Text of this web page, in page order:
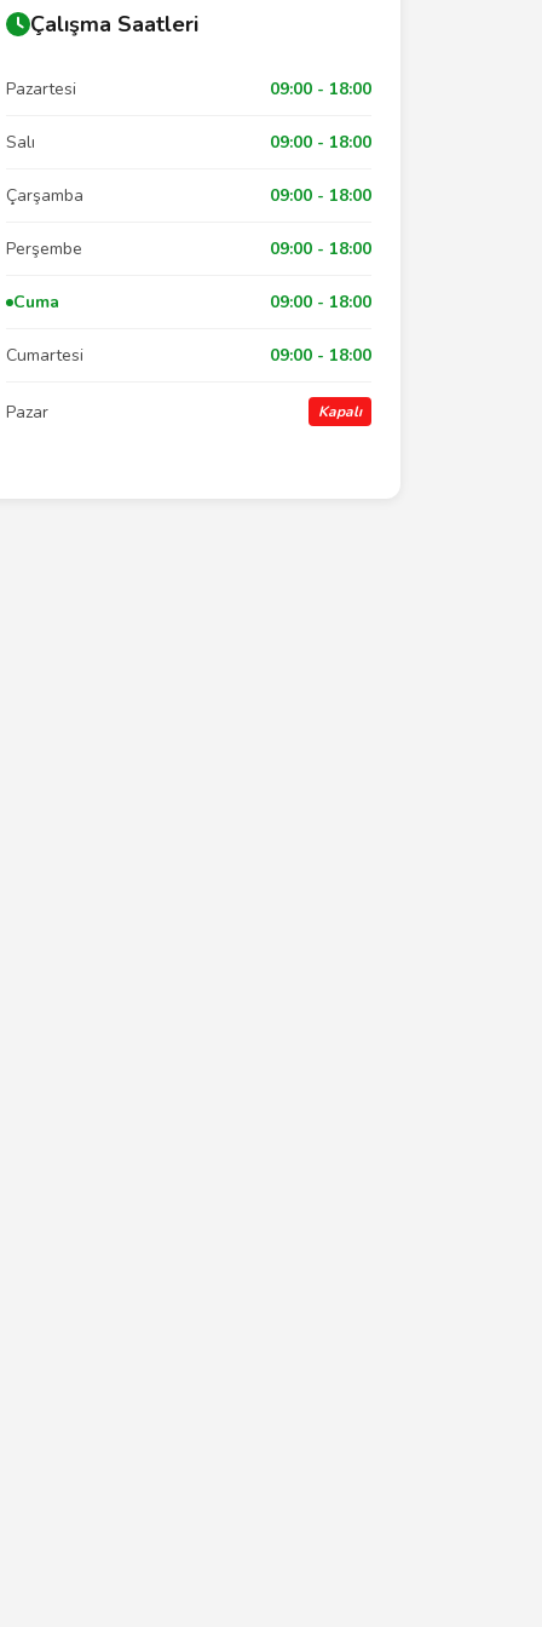
Çalışma Saatleri
Pazartesi 09:00 - 18:00
Salı 09:00 - 18:00
Çarşamba 09:00 - 18:00
Perşembe 09:00 - 18:00
Cuma 09:00 - 18:00
Cumartesi 09:00 - 18:00
Pazar Kapalı